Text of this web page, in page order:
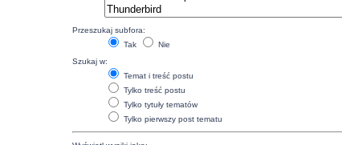
Przeszukaj subfora:
Tak
Nie
Szukaj w:
Temat i treść postu
Tylko treść postu
Tylko tytuły tematów
Tylko pierwszy post tematu